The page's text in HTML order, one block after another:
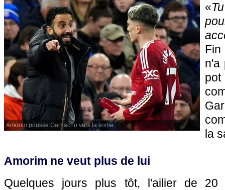
Amorim pousse Garnacho vers la sortie.
«
n'a
la
Amorim ne veut plus de lui
Quelques jours plus tôt, l'ailier de